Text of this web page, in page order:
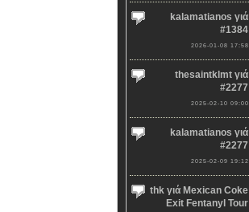
kalamatianos γιά
#1384
2026-01-08 17:58
thesaintklmt γιά
#2277
2025-02-10 09:00
kalamatianos γιά
#2277
2025-02-09 19:12
thk γιά Mexican Coke
Exit Fentanyl Tour